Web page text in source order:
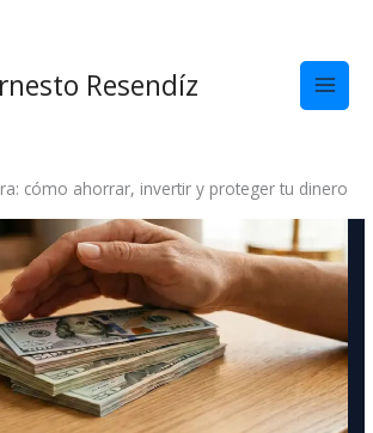
Resendíz
cómo ahorrar, invertir y proteger tu dinero